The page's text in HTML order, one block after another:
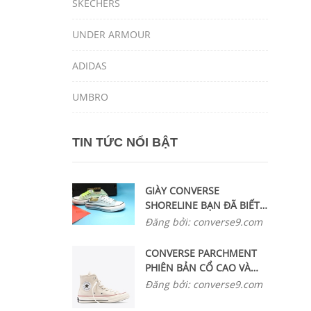
SKECHERS
UNDER ARMOUR
ADIDAS
UMBRO
TIN TỨC NỔI BẬT
GIÀY CONVERSE
SHORELINE BẠN ĐÃ BIẾT
ĐẾN CHƯA ?
Đăng bởi: converse9.com
CONVERSE PARCHMENT
PHIÊN BẢN CỔ CAO VÀ
THẤP ĐANG ĐƯỢC ƯA
Đăng bởi: converse9.com